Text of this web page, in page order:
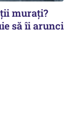
murați?
să îi arunci